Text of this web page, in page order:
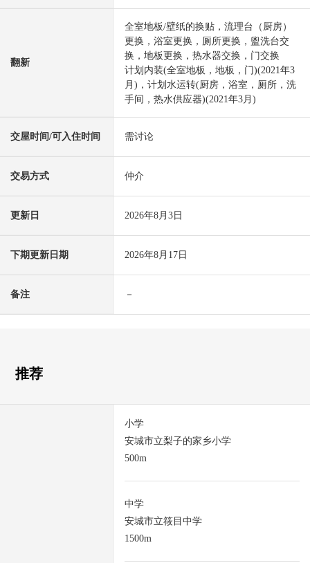
翻新
全室地板/壁纸的换贴，流理台（厨房）
更换，浴室更换，厕所更换，盥洗台交
换，地板更换，热水器交换，门交换
计划内装(全室地板，地板，门)(2021年3
月)，计划水运转(厨房，浴室，厕所，洗
手间，热水供应器)(2021年3月)
交屋时间/可入住时间 需讨论
交易方式 仲介
更新日 2026年8月3日
下期更新日期 2026年8月17日
备注 －
推荐
小学
安城市立梨子的家乡小学
500m
中学
安城市立筱目中学
1500m